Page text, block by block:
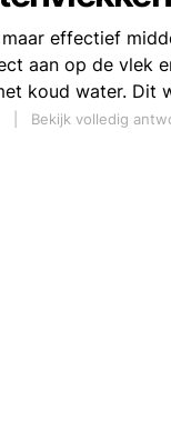
effectief
aan op de vlek
koud water.
Bekijk volledig